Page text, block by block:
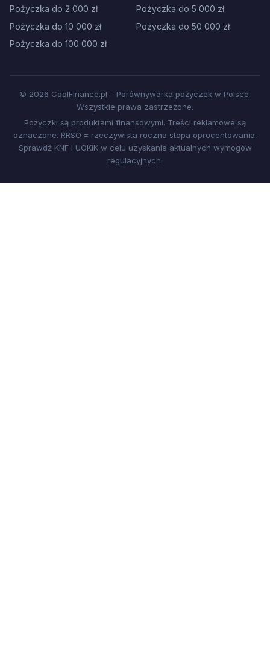
Pożyczka do 2 000 zł
Pożyczka do 5 000 zł
Pożyczka do 10 000 zł
Pożyczka do 50 000 zł
Pożyczka do 100 000 zł
© 2026 CoolFinance.pl – Porównywarka pożyczek w Polsce.
Wszystkie prawa zastrzeżone.
Pożyczki są produktami finansowymi. Treści reklamowe są
oznaczone. RRSO = rzeczywista roczna stopa oprocentowania.
Sprawdź KNF i UOKiK w celu uzyskania aktualnych wymogów
regulacyjnych.